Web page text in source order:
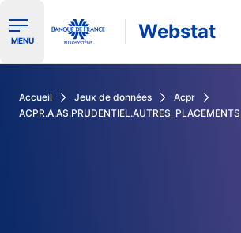
Ouvrir le menu de navigation
MENU Webstat
Accueil Jeux de données
Acpr